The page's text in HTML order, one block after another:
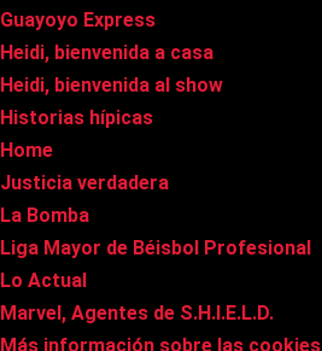
Guayoyo Express
Heidi, bienvenida a casa
Heidi, bienvenida al show
Historias hípicas
Home
Justicia verdadera
La Bomba
Liga Mayor de Béisbol Profesional
Lo Actual
Marvel, Agentes de S.H.I.E.L.D.
Más información sobre las cookies